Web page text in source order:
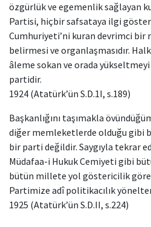
özgürlük ve egemenlik sağlayan
Partisi, hiçbir safsataya ilgi
Cumhuriyeti’ni kuran devrimci
belirmesi ve organlaşmasıdır.
âleme sokan ve orada
partidir.
1924 (Atatürk’ün S.D.1I, s.189)
Başkanlığını taşımakla
diğer memleketlerde olduğu gibi
bir parti değildir. Saygıyla tekrar
Müdafaa-i Hukuk Cemiyeti gibi
bütün millete yol göstericilik
Partimize adî politikacılık
1925 (Atatürk’ün S.D.II, s.224)